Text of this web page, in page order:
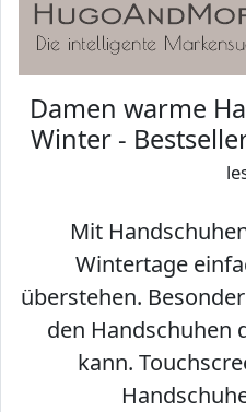
Damen warme
Winter -
Mit
Wintertage
überstehen.
den Handschuhen
kann.